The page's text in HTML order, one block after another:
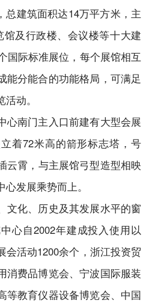
总建筑面积达14万平方米，主
及行政楼、会议楼等十大建
国际标准展位，每个展馆相互
能分能合的功能格局，可满足
动。
南门主入口前建有大型会展
着72米高的箭形标志塔，号
云霄，与主展馆弓型造型相映
发展乘势而上。
化、历史及其发展水平的窗
心自2002年建成投入使用以
会活动1200余个，浙江投资贸
消费品博览会、宁波国际服装
等教育仪器设备博览会、中国